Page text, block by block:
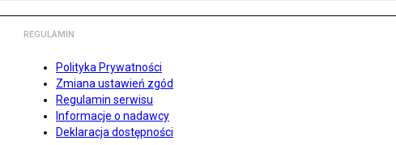
REGULAMIN
Polityka Prywatności
Zmiana ustawień zgód
Regulamin serwisu
Informacje o nadawcy
Deklaracja dostępności